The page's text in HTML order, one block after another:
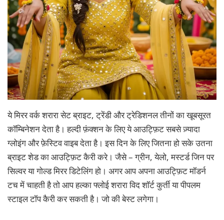
ये मिरर वर्क शरारा सेट ब्राइट, ट्रेंडी और ट्रेडिशनल तीनों का खूबसूरत
कॉम्बिनेशन देता है। हल्दी फ़ंक्शन के लिए ये आउट्फ़िट सबसे ज़्यादा
ग्लोइंग और फ़ेस्टिव वाइब देता है। इस दिन के लिए जितना हो सके उतना
ब्राइट शेड का आउट्फ़िट कैरी करे। जैसे – ग्रीन, येलो, मस्टर्ड जिन पर
सिल्वर या गोल्ड मिरर डिटेलिंग हो। अगर आप अपना आउट्फ़िट मॉडर्न
टच में चाहती है तो आप हल्का फ्लोई शरारा विद शॉर्ट कुर्ती या पीपलम
स्टाइल टॉप कैरी कर सकती है। जो की बेस्ट लगेगा।